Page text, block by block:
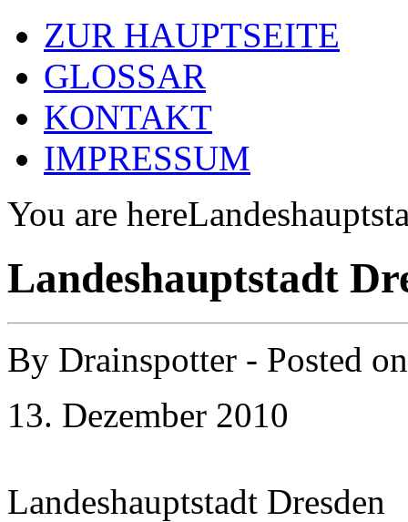
ZUR HAUPTSEITE
GLOSSAR
KONTAKT
IMPRESSUM
You are here
Landeshauptstadt
By Drainspotter - Posted
13. Dezember 2010
Landeshauptstadt Dresden